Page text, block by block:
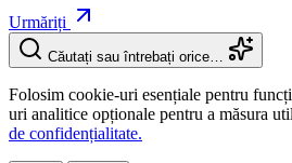
Urmăriți
Căutați sau întrebați orice…
Folosim cookie-uri esențiale pentru
uri analitice opționale pentru a măsura
de confidențialitate.